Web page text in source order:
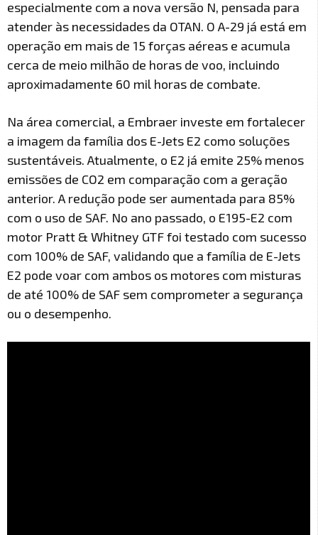
especialmente com a nova versão N, pensada para
atender às necessidades da OTAN. O A-29 já está em
operação em mais de 15 forças aéreas e acumula
cerca de meio milhão de horas de voo, incluindo
aproximadamente 60 mil horas de combate.
Na área comercial, a Embraer investe em fortalecer
a imagem da família dos E-Jets E2 como soluções
sustentáveis. Atualmente, o E2 já emite 25% menos
emissões de CO2 em comparação com a geração
anterior. A redução pode ser aumentada para 85%
com o uso de SAF. No ano passado, o E195-E2 com
motor Pratt & Whitney GTF foi testado com sucesso
com 100% de SAF, validando que a família de E-Jets
E2 pode voar com ambos os motores com misturas
de até 100% de SAF sem comprometer a segurança
ou o desempenho.